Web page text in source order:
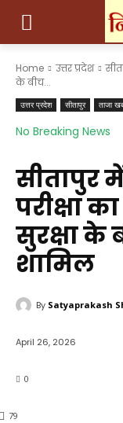
Home उत्तर प्रदेश
के बीच...
उत्तर प्रदेश सीतापुर ताजा
No Breaking News
सीतापुर में
परीक्षा
सुरक्षा के
शामिल
By Satyaprakash
April 26, 2026
0
79